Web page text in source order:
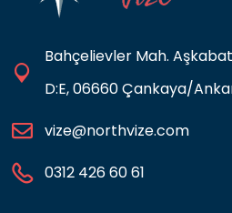
Bahçelievler Mah.
D:E, 06660 Çankaya/
vize@northvize.com
0312 426 60 61